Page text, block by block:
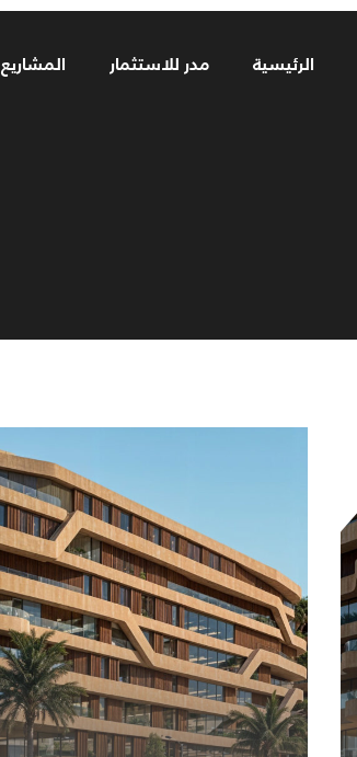
الرئيسية مدر للاستثمار المشاريع